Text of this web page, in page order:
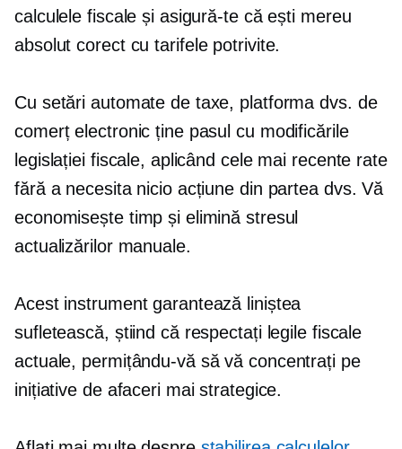
calculele fiscale și asigură-te că ești mereu
absolut corectcu tarifele potrivite.
Cu setări automate de taxe, platforma dvs. de
comerț electronic ține pasul cu modificările
legislației fiscale, aplicând cele mai recente rate
fără a necesita nicio acțiune din partea dvs. Vă
economisește timp și elimină stresul
actualizărilor manuale.
Acest instrument garantează liniștea
sufletească, știind că respectați legile fiscale
actuale, permițându-vă să vă concentrați pe
inițiative de afaceri mai strategice.